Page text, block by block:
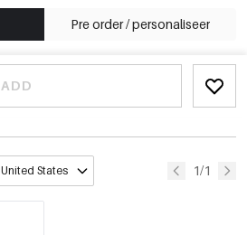
Pre order / personaliseer
ADD
United States 1/1